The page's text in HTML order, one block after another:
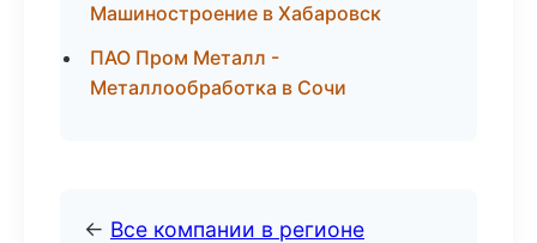
Машиностроение в Хабаровск
ПАО Пром Металл -
Металлообработка в Сочи
← Все компании в регионе